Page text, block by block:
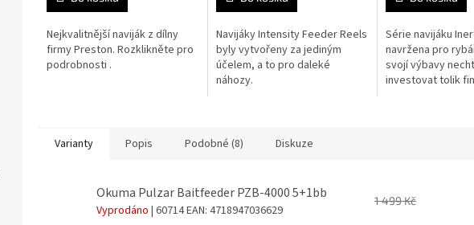
Nejkvalitnější naviják z dílny
firmy Preston. Rozklikněte pro
podrobnosti .
Navijáky Intensity Feeder Reels
byly vytvořeny za jediným
účelem, a to pro daleké
náhozy.
Série navijáku
navržena pro
svojí výbavy
investovat tolik
Varianty Popis Podobné (8) Diskuze
Okuma Pulzar Baitfeeder PZB-4000 5+1bb
Vyprodáno | 60714EAN: 4718947036629
1 499 Kč